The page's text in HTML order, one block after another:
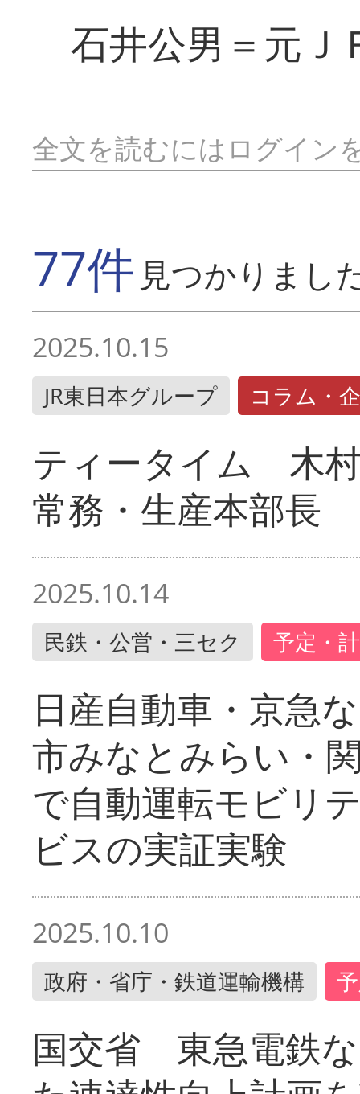
石井公男＝元Ｊ
全文を読むにはログイン
77件 見つかりまし
2025.10.15
JR東日本グループ コラム・
ティータイム 木
常務・生産本部長
2025.10.14
民鉄・公営・三セク 予定・
日産自動車・京急
市みなとみらい・
で自動運転モビリ
ビスの実証実験
2025.10.10
政府・省庁・鉄道運輸機構
国交省 東急電鉄